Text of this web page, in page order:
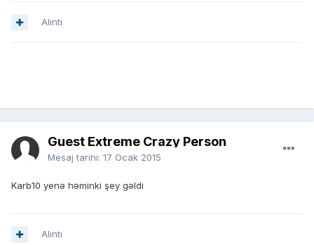
Alıntı
Guest Extreme Crazy Person
Mesaj tarihi: 17 Ocak 2015
Karb10 yenə həminki şey gəldi
Alıntı